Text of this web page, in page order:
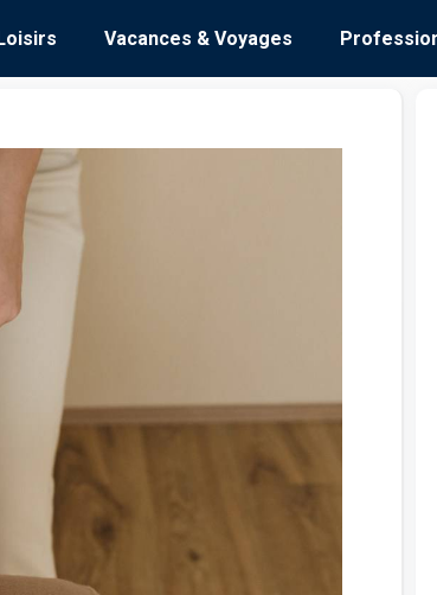
Vacances & Voyages